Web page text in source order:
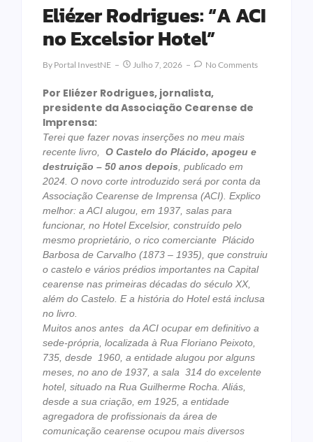
Eliézer Rodrigues: “A ACI
no Excelsior Hotel”
By Portal InvestNE Julho 7, 2026 No Comments
Por Eliézer Rodrigues, jornalista,
presidente da Associação Cearense de
Imprensa:
Terei que fazer novas inserções no meu mais
recente livro, O Castelo do Plácido, apogeu e
destruição – 50 anos depois, publicado em
2024. O novo corte introduzido será por conta da
Associação Cearense de Imprensa (ACI). Explico
melhor: a ACI alugou, em 1937, salas para
funcionar, no Hotel Excelsior, construído pelo
mesmo proprietário, o rico comerciante Plácido
Barbosa de Carvalho (1873 – 1935), que construiu
o castelo e vários prédios importantes na Capital
cearense nas primeiras décadas do século XX,
além do Castelo. E a história do Hotel está inclusa
no livro.
Muitos anos antes da ACI ocupar em definitivo a
sede-própria, localizada à Rua Floriano Peixoto,
735, desde 1960, a entidade alugou por alguns
meses, no ano de 1937, a sala 314 do excelente
hotel, situado na Rua Guilherme Rocha. Aliás,
desde a sua criação, em 1925, a entidade
agregadora de profissionais da área de
comunicação cearense ocupou mais diversos